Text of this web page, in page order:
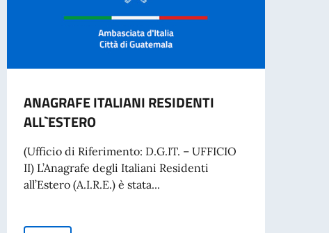
ANAGRAFE ITALIANI RESIDENTI
ALL`ESTERO
(Ufficio di Riferimento: D.G.IT. – UFFICIO
II) L’Anagrafe degli Italiani Residenti
all’Estero (A.I.R.E.) è stata...